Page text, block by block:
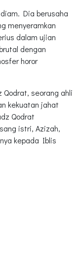
Dia berusaha
menyeramkan
dalam ujian
dengan
horor
Qodrat, seorang ahli
kekuatan jahat
Qodrat
istri, Azizah,
kepada Iblis